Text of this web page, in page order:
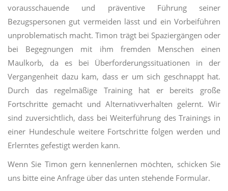
vorausschauende und präventive Führung seiner
Bezugspersonen gut vermeiden lässt und ein Vorbeiführen
unproblematisch macht. Timon trägt bei Spaziergängen oder
bei Begegnungen mit ihm fremden Menschen einen
Maulkorb, da es bei Überforderungssituationen in der
Vergangenheit dazu kam, dass er um sich geschnappt hat.
Durch das regelmäßige Training hat er bereits große
Fortschritte gemacht und Alternativverhalten gelernt. Wir
sind zuversichtlich, dass bei Weiterführung des Trainings in
einer Hundeschule weitere Fortschritte folgen werden und
Erlerntes gefestigt werden kann.
Wenn Sie Timon gern kennenlernen möchten, schicken Sie
uns bitte eine Anfrage über das unten stehende Formular.
Mit
Laden
des
Videos
akzept
ieren
Sie die
Datens
Mit
dem
des
Videos
akzept
ieren